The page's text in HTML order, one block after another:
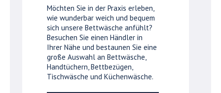
Möchten Sie in der Praxis erleben,
wie wunderbar weich und bequem
sich unsere Bettwäsche anfühlt?
Besuchen Sie einen Händler in
Ihrer Nähe und bestaunen Sie eine
große Auswahl an Bettwäsche,
Handtüchern, Bettbezügen,
Tischwäsche und Küchenwäsche.